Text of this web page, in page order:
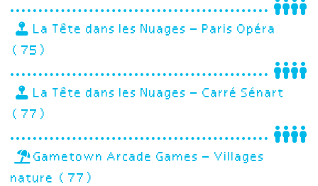
La Tête dans les Nuages – Paris Opéra
(75)
La Tête dans les Nuages – Carré Sénart
(77)
Gametown Arcade Games – Villages
nature (77)